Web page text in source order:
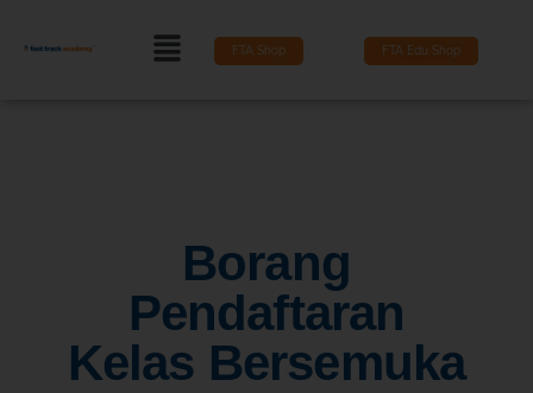
FTA Shop FTA Edu Shop
Borang
Pendaftaran
Kelas Bersemuka